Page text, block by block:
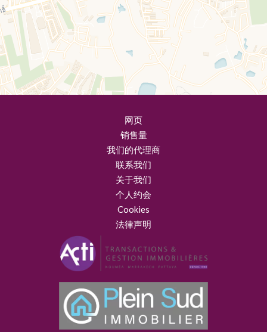
网页
销售量
我们的代理商
联系我们
关于我们
个人约会
Cookies
法律声明